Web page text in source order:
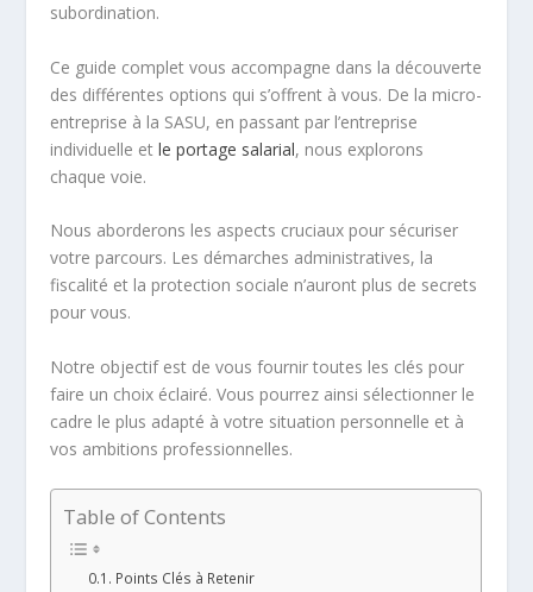
subordination.
Ce guide complet vous accompagne dans la découverte
des différentes options qui s’offrent à vous. De la micro-
entreprise à la SASU, en passant par l’entreprise
individuelle etle portage salarial, nous explorons
chaque voie.
Nous aborderons les aspects cruciaux pour sécuriser
votre parcours. Les démarches administratives, la
fiscalité et la protection sociale n’auront plus de secrets
pour vous.
Notre objectif est de vous fournir toutes les clés pour
faire un choix éclairé. Vous pourrez ainsi sélectionner le
cadre le plus adapté à votre situation personnelle et à
vos ambitions professionnelles.
Table of Contents
Points Clés à Retenir